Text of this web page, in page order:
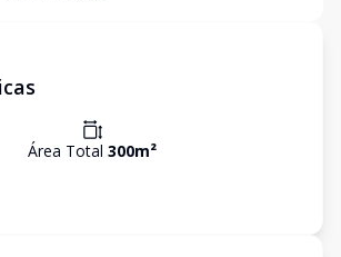
Área Total 300m²